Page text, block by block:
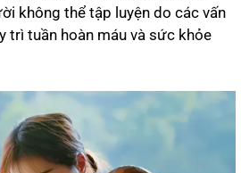
không thể tập luyện do các vấn
trì tuần hoàn máu và sức khỏe